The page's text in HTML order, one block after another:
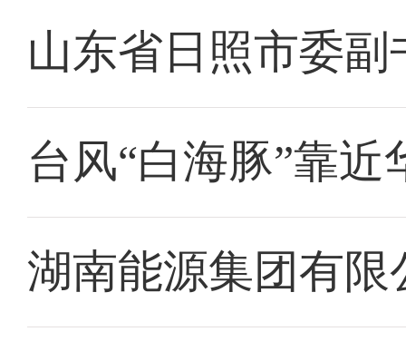
山东省日照市委
台风“白海豚”靠近
湖南能源集团有